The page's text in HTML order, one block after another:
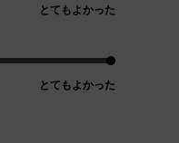
とてもよかった
とてもよかった